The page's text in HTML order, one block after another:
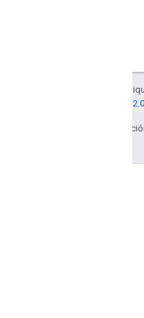
Salvo que se
licencia Apache 2.0
Última